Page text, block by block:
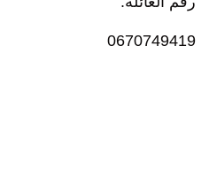
0670749419